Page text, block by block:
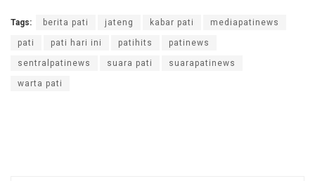
Tags: berita pati jateng kabar pati mediapatinews
pati pati hari ini patihits patinews
sentralpatinews suara pati suarapatinews
warta pati